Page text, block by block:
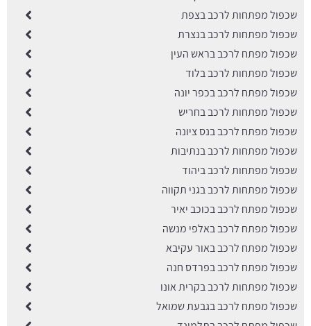
שכפול מפתחות לרכב בצפת
שכפול מפתחות לרכב בנצרת
שכפול מפתח לרכב בראש העין
שכפול מפתחות לרכב בלוד
שכפול מפתח לרכב בכפר יונה
שכפול מפתחות לרכב בחריש
שכפול מפתח לרכב בנס ציונה
שכפול מפתחות לרכב בנתיבות
שכפול מפתחות לרכב ביהוד
שכפול מפתחות לרכב בגני תקווה
שכפול מפתח לרכב בכוכב יאיר
שכפול מפתח לרכב באלפי מנשה
שכפול מפתח לרכב באור עקיבא
שכפול מפתח לרכב בפרדס חנה
שכפול מפתחות לרכב בקרית אונו
שכפול מפתח לרכב בגבעת שמואל